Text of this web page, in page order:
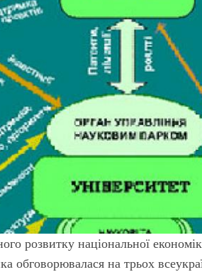
розвитку національної
обговорювалася на трьох